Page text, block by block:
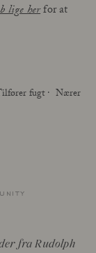
lige herfor at
fugt Nærer
fra Rudolph